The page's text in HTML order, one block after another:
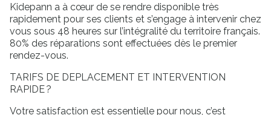
Kidepann a à cœur de se rendre disponible très
rapidement pour ses clients et s’engage à intervenir chez
vous sous 48 heures sur l’intégralité du territoire français.
80% des réparations sont effectuées dès le premier
rendez-vous.
TARIFS DE DEPLACEMENT ET INTERVENTION
RAPIDE ?
Votre satisfaction est essentielle pour nous, c’est